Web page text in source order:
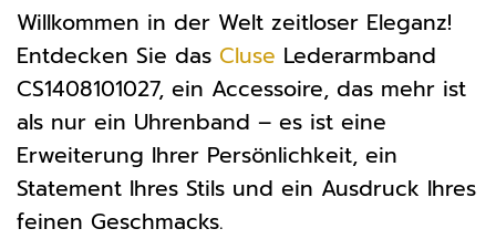
Willkommen in der Welt zeitloser Eleganz!
Entdecken Sie das Cluse Lederarmband
CS1408101027, ein Accessoire, das mehr ist
als nur ein Uhrenband – es ist eine
Erweiterung Ihrer Persönlichkeit, ein
Statement Ihres Stils und ein Ausdruck Ihres
feinen Geschmacks.